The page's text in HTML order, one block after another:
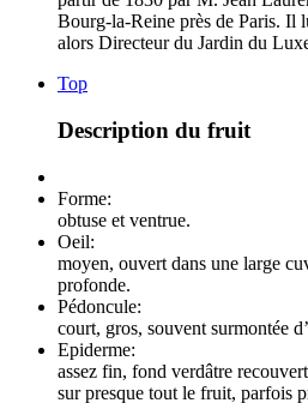
Bourg-la-Reine près de Paris. Il
alors Directeur du Jardin du
Top
Description du fruit
Forme:
obtuse et ventrue.
Oeil:
moyen, ouvert dans une large
profonde.
Pédoncule:
court, gros, souvent surmontée
Epiderme:
assez fin, fond verdâtre
sur presque tout le fruit, parfois